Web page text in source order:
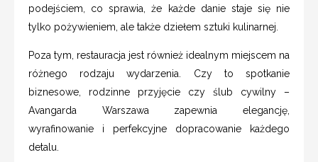
podejściem, co sprawia, że każde danie staje się nie
tylko pożywieniem, ale także dziełem sztuki kulinarnej.
Poza tym, restauracja jest również idealnym miejscem na
różnego rodzaju wydarzenia. Czy to spotkanie
biznesowe, rodzinne przyjęcie czy ślub cywilny –
Avangarda Warszawa zapewnia elegancję,
wyrafinowanie i perfekcyjne dopracowanie każdego
detalu.